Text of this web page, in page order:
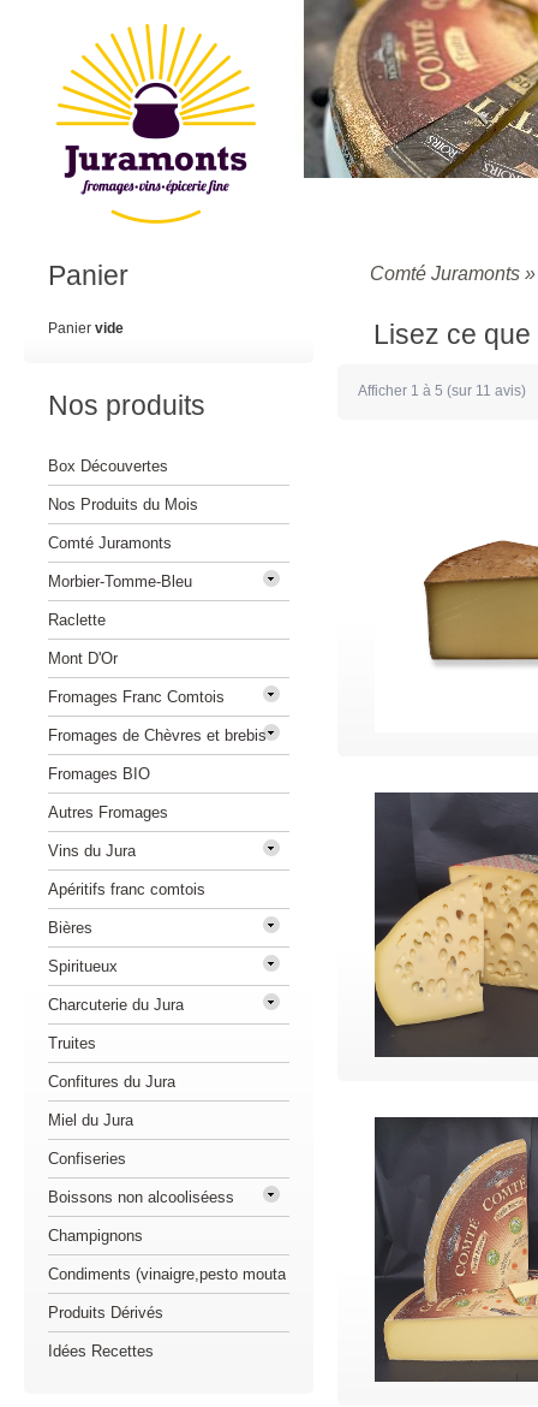
Comté Juramonts
Lisez ce
Afficher 1 à 5 (sur 11 avis)
Panier
Panier vide
Nos produits
Box Découvertes
Nos Produits du Mois
Comté Juramonts
Morbier-Tomme-Bleu
Raclette
Mont D'Or
Fromages Franc Comtois
Fromages de Chèvres et brebis
Fromages BIO
Autres Fromages
Vins du Jura
Apéritifs franc comtois
Bières
Spiritueux
Charcuterie du Jura
Truites
Confitures du Jura
Miel du Jura
Confiseries
Boissons non alcooliséess
Champignons
Condiments (vinaigre,pesto mouta
Produits Dérivés
Idées Recettes